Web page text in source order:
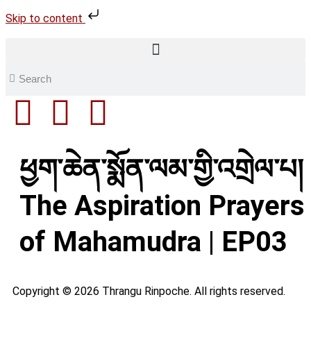
Skip to content
ཕྱག་ཆེན་སྨོན་ལམ་གྱི་འགྲེལ་པ།
The Aspiration Prayers
of Mahamudra | EP03
Copyright © 2026 Thrangu Rinpoche. All rights reserved.